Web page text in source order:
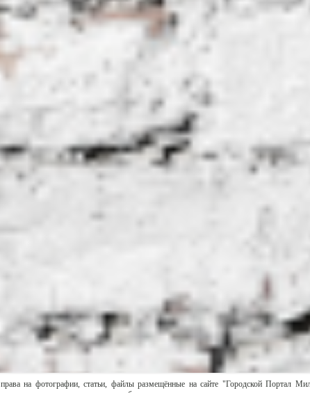
на фотографии, статьи, файлы размещённые на сайте "Городской Портал